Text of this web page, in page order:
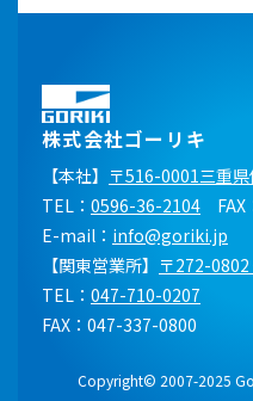
株式会社ゴーリキ
【本社】 〒516-0001三重
TEL： 0596-36-2104 FAX
E-mail： info@goriki.jp
【関東営業所】 〒272-
TEL： 047-710-0207
FAX：047-337-0800
Copyright© 2007-2025